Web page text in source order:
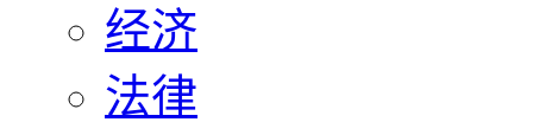
经济
法律